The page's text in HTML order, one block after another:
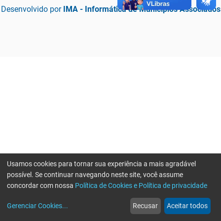
Desenvolvido por IMA - Informática de Municípios Associados
web
Notícias
more_horiz
Mais
Usamos cookies para tornar sua experiência a mais agradável
possível. Se continuar navegando neste site, você assume
concordar com nossa Política de Cookies e Política de privacidade
Gerenciar Cookies... Recusar Aceitar todos
Erro ao enviar informações, por favor tente novamente